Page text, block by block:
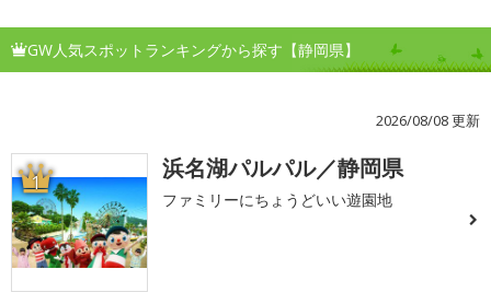
GW人気スポットランキングから探す【静岡県】
2026/08/08 更新
1 浜名湖パルパル／静岡県
ファミリーにちょうどいい遊園地